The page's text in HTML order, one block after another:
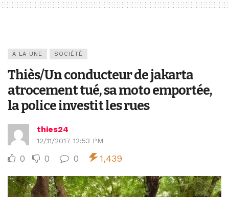
A LA UNE SOCIÉTÉ
Thiès/Un conducteur de jakarta
atrocement tué, sa moto emportée,
la police investit les rues
thies24
12/11/2017 12:53 PM
0 0 0 1,439